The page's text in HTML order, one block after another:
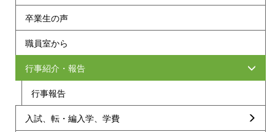
卒業生の声
職員室から
行事紹介・報告
行事報告
入試、転・編入学、学費